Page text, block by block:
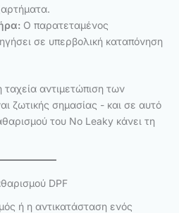
Ο παρατεταμένος
σε υπερβολική καταπόνηση
αντιμετώπιση των
ζωτικής σημασίας - και σε αυτό
του No Leaky κάνει τη
DPF
ή η αντικατάσταση ενός